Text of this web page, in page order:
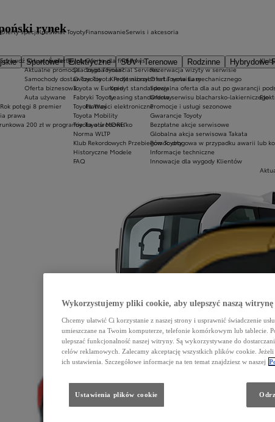
Sportowe Elektryczne SUV i Terenowe Rodzinne Hybrydowe
prawa
200 zł w programie Toyota MORE"
Oferty specjalne
Sprawdź aktualne oferty
Aktualne promocje
Samochody dostawcze Toyota Professional
Oferta biznesowa
Auta używane
Rok potęgi 8 premier
Świat Toyoty
Świat Toyoty
Dlaczego Toyota?
O Toyocie
Toyota w Europie
Fabryki Toyoty
Toyota Way
Toyota Mobility
Toyota a środowisko
Norma WLTP
Klub Rekordowych Przebiegów Toyoty
Historyczne Modele
FAQ
Finansowanie
Oferta dla firm
Toyota Financial Services
Kredyt niższych rat Toyota Easy
Kredyt standardowy
Leasing standardowy
Płatności elektroniczne
Serwis i akcesoria
Serwis
Rezerwacja wizyty w serwisie
Oferta serwisu mechanicznego
Specjalna oferta dla aut po gwarancji
Oferta serwisu blacharsko-lakierniczego
Promocje i usługi sezonowe
Gwarancje Toyoty
Bezpłatne akcje serwisowe
Globalna akcja serwisowa Takata
Pomoc drogowa w przypadku awarii lub
Informacje techniczne
Innowacje dla wygody Klientów
rynek
Wykorzystujemy pliki cookie, aby ulepszyć naszą witrynę
Chcemy ułatwić Ci korzystanie z naszej strony i usprawnić świadczenie
umieszczane na Twoim komputerze, telefonie komórkowym lub tablecie.
ulepszać funkcjonalność naszej witryny. Są wykorzystywane do
celów reklamowych. Zalecamy akceptację wszystkich plików cookie.
ich ustawienia. Szczegółowe informacje na ten temat znajdziesz w naszej
Ustawienia plików cookie